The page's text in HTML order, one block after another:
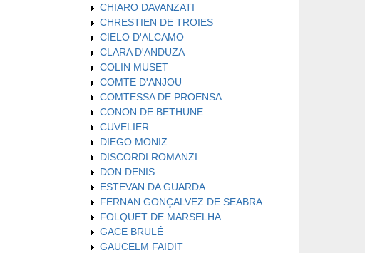
CHIARO DAVANZATI
CHRESTIEN DE TROIES
CIELO D'ALCAMO
CLARA D'ANDUZA
COLIN MUSET
COMTE D'ANJOU
COMTESSA DE PROENSA
CONON DE BETHUNE
CUVELIER
DIEGO MONIZ
DISCORDI ROMANZI
DON DENIS
ESTEVAN DA GUARDA
FERNAN GONÇALVEZ DE SEABRA
FOLQUET DE MARSELHA
GACE BRULÉ
GAUCELM FAIDIT